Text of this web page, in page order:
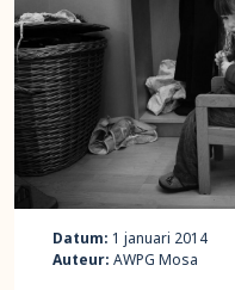
Datum: 1 januari 2014
Auteur: AWPG Mosa